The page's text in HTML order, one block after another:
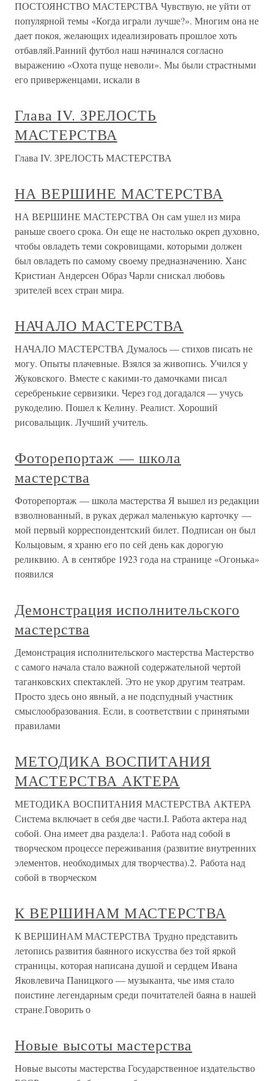
ПОСТОЯНСТВО МАСТЕРСТВА Чувствую, не уйти от
популярной темы «Когда играли лучше?». Многим она не
дает покоя, желающих идеализировать прошлое хоть
отбавляй.Ранний футбол наш начинался согласно
выражению «Охота пуще неволи». Мы были страстными
его приверженцами, искали в
Глава IV. ЗРЕЛОСТЬ
МАСТЕРСТВА
Глава IV. ЗРЕЛОСТЬ МАСТЕРСТВА
НА ВЕРШИНЕ МАСТЕРСТВА
НА ВЕРШИНЕ МАСТЕРСТВА Он сам ушел из мира
раньше своего срока. Он еще не настолько окреп духовно,
чтобы овладеть теми сокровищами, которыми должен
был овладеть по самому своему предназначению. Ханс
Кристиан Андерсен Образ Чарли снискал любовь
зрителей всех стран мира.
НАЧАЛО МАСТЕРСТВА
НАЧАЛО МАСТЕРСТВА Думалось — стихов писать не
могу. Опыты плачевные. Взялся за живопись. Учился у
Жуковского. Вместе с какими-то дамочками писал
серебренькие сервизики. Через год догадался — учусь
рукоделию. Пошел к Келину. Реалист. Хороший
рисовальщик. Лучший учитель.
Фоторепортаж — школа
мастерства
Фоторепортаж — школа мастерства Я вышел из редакции
взволнованный, в руках держал маленькую карточку —
мой первый корреспондентский билет. Подписан он был
Кольцовым, я храню его по сей день как дорогую
реликвию. А в сентябре 1923 года на странице «Огонька»
появился
Демонстрация исполнительского
мастерства
Демонстрация исполнительского мастерства Мастерство
с самого начала стало важной содержательной чертой
таганковских спектаклей. Это не укор другим театрам.
Просто здесь оно явный, а не подспудный участник
смыслообразования. Если, в соответствии с принятыми
правилами
МЕТОДИКА ВОСПИТАНИЯ
МАСТЕРСТВА АКТЕРА
МЕТОДИКА ВОСПИТАНИЯ МАСТЕРСТВА АКТЕРА
Система включает в себя две части.I. Работа актера над
собой. Она имеет два раздела:1. Работа над собой в
творческом процессе переживания (развитие внутренних
элементов, необходимых для творчества).2. Работа над
собой в творческом
К ВЕРШИНАМ МАСТЕРСТВА
К ВЕРШИНАМ МАСТЕРСТВА Трудно представить
летопись развития баянного искусства без той яркой
страницы, которая написана душой и сердцем Ивана
Яковлевича Паницкого — музыканта, чье имя стало
поистине легендарным среди почитателей баяна в нашей
стране.Говорить о
Новые высоты мастерства
Новые высоты мастерства Государственное издательство